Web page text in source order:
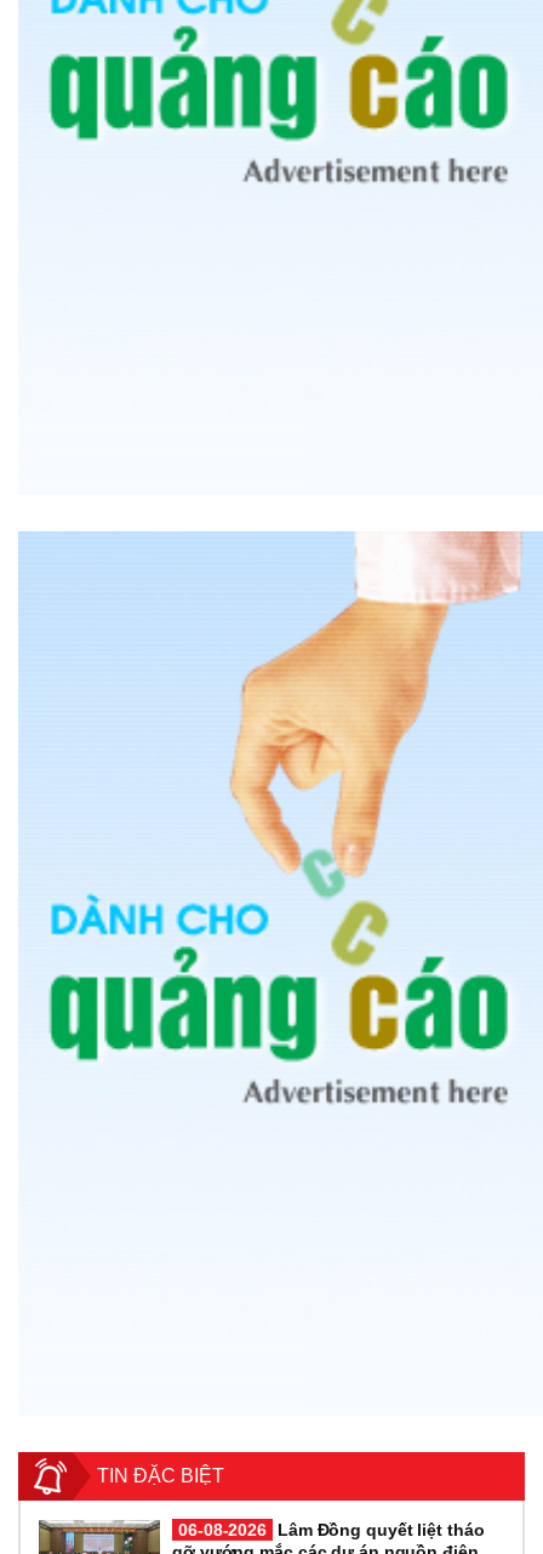
TIN ĐẶC BIỆT
06-08-2026
Lâm Đồng quyết liệt tháo